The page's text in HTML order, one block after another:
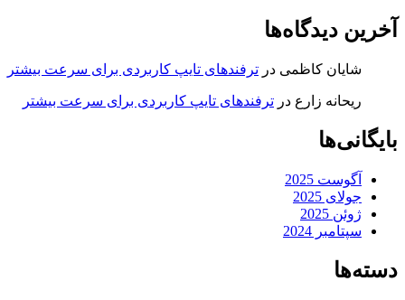
آخرین دیدگاه‌ها
شایان کاظمی در ترفندهای تایپ کاربردی برای سرعت بیشتر
ریحانه زارع در ترفندهای تایپ کاربردی برای سرعت بیشتر
بایگانی‌ها
آگوست 2025
جولای 2025
ژوئن 2025
سپتامبر 2024
دسته‌ها